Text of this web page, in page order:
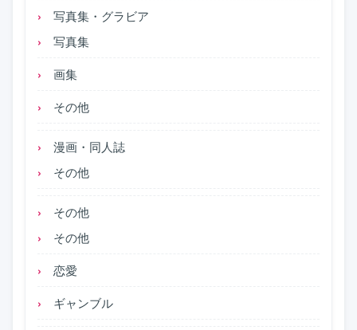
写真集・グラビア
写真集
画集
その他
漫画・同人誌
その他
その他
その他
恋愛
ギャンブル